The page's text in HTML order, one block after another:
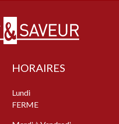
HORAIRES
Lundi
FERME